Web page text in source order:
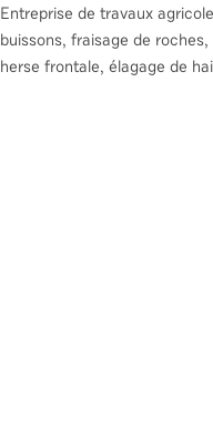
Entreprise de travaux
buissons, fraisage de
herse frontale, élagage de